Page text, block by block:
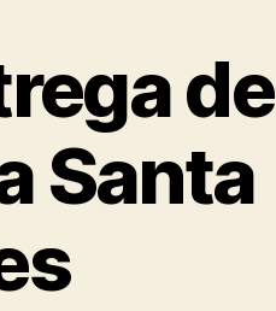
de
Santa